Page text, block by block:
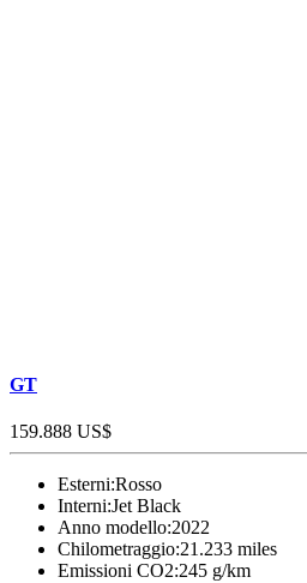
GT
159.888 US$
Esterni:Rosso
Interni:Jet Black
Anno modello:2022
Chilometraggio:21.233 miles
Emissioni CO2:245 g/km